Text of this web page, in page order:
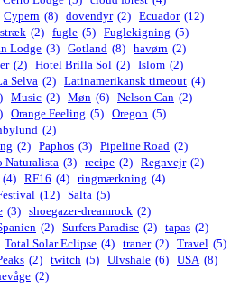
Cypern (8) dovendyr (2) Ecuador (12)
(2) fugle (5) Fuglekigning (5)
Lodge (3) Gotland (8) havørn (2)
(2) Hotel Brilla Sol (2) Islom (2)
Selva (2) Latinamerikansk timeout (4)
Music (2) Møn (6) Nelson Can (2)
Orange Feeling (5) Oregon (5)
(2)
(2) Paphos (3) Pipeline Road (2)
Naturalista (3) recipe (2) Regnvejr (2)
(4) RF16 (4) ringmærkning (4)
(12) Salta (5)
(3) shoegazer-dreamrock (2)
(2) Surfers Paradise (2) tapas (2)
Total Solar Eclipse (4) traner (2) Travel (5)
(2) twitch (5) Ulvshale (6) USA (8)
(2)